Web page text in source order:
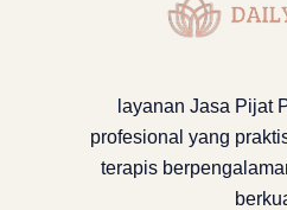
layanan Jasa Pijat
profesional yang
terapis